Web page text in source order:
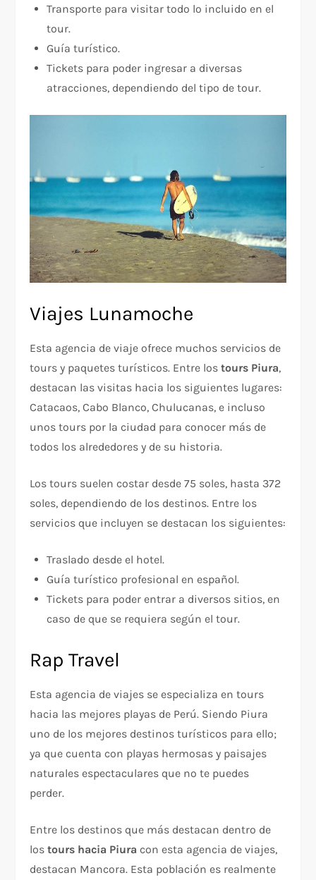
Transporte para visitar todo lo incluido en el
tour.
Guía turístico.
Tickets para poder ingresar a diversas
atracciones, dependiendo del tipo de tour.
Viajes Lunamoche
Esta agencia de viaje ofrece muchos servicios de
tours y paquetes turísticos. Entre lostours Piura,
destacan las visitas hacia los siguientes lugares:
Catacaos, Cabo Blanco, Chulucanas, e incluso
unos tours por la ciudad para conocer más de
todos los alrededores y de su historia.
Los tours suelen costar desde 75 soles, hasta 372
soles, dependiendo de los destinos. Entre los
servicios que incluyen se destacan los siguientes:
Traslado desde el hotel.
Guía turístico profesional en español.
Tickets para poder entrar a diversos sitios, en
caso de que se requiera según el tour.
Rap Travel
Esta agencia de viajes se especializa en tours
hacia las mejores playas de Perú. Siendo Piura
uno de los mejores destinos turísticos para ello;
ya que cuenta con playas hermosas y paisajes
naturales espectaculares que no te puedes
perder.
Entre los destinos que más destacan dentro de
lostours hacia Piura con esta agencia de viajes,
destacan Mancora. Esta población es realmente